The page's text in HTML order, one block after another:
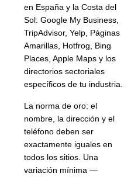
en España y la Costa del
Sol: Google My Business,
TripAdvisor, Yelp, Páginas
Amarillas, Hotfrog, Bing
Places, Apple Maps y los
directorios sectoriales
específicos de tu industria.
La norma de oro: el
nombre, la dirección y el
teléfono deben ser
exactamente iguales en
todos los sitios. Una
variación mínima —